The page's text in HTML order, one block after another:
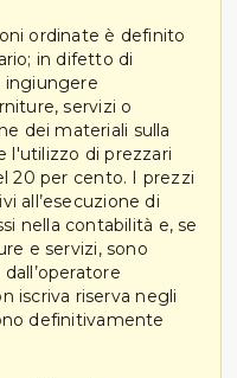
ordinate è definito
in difetto di
ingiungere
servizi o
dei materiali sulla
l'utilizzo di prezzari
20 per cento. I prezzi
all’esecuzione di
nella contabilità e, se
e servizi, sono
iscriva riserva negli
definitivamente